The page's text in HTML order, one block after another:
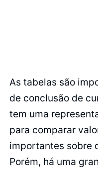
As tabelas são
de conclusão de
tem uma
para comparar
importantes sobre
Porém, há uma